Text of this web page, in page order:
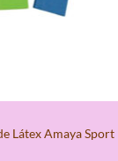
Látex Amaya Sport